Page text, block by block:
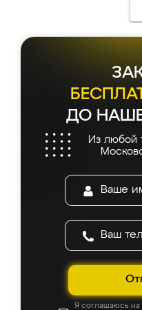
мебель сразу
каких-либо
довольна, все
ДО
Из любой
Я соглашаюсь на